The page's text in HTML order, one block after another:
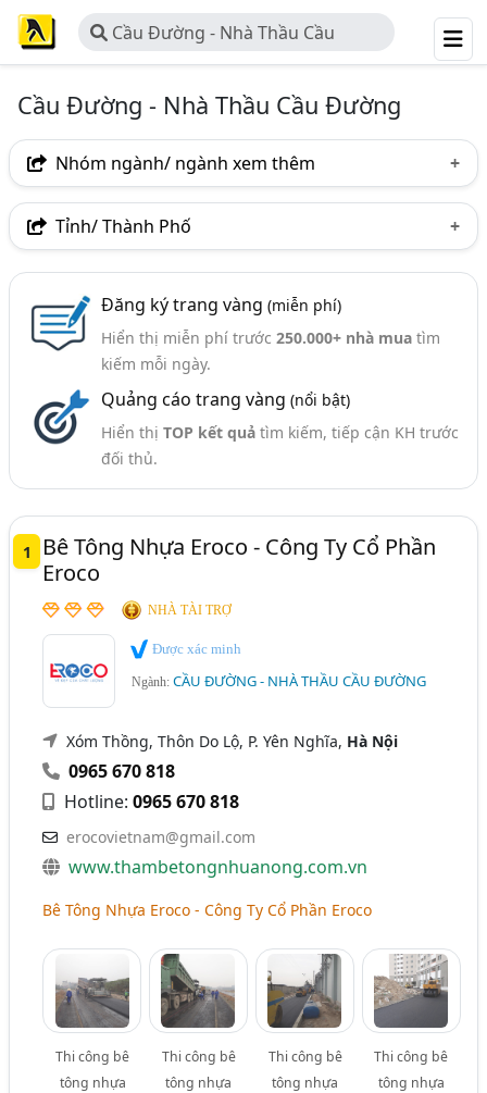
Cầu Đường - Nhà Thầu Cầu
Đường
Cầu Đường - Nhà Thầu Cầu Đường
Nhóm ngành/ ngành xem thêm
Ngành nghề
Tỉnh/ Thành Phố
Bình Dương
Tp. Đà Nẵng
TP. Hải Phòng
Đồng Tháp
Điện Biên
Bà Rịa-Vũng Tàu
Bắc Ninh
Bình Phước
Khánh Hòa
Nghệ An Phú Thọ
Quảng Trị
Thái Nguyên
Thanh Hóa
Thừa Thiên Huế
TP. Cần Thơ
Đắk Lắk Bình Định
Cao Bằng
Gia Lai
Hà Nam
Lai Châu
Long An
Ninh Bình
Yên Bái
Đăng ký trang vàng (miễn phí)
Hiển thị miễn phí trước 250.000+ nhà muatìm
kiếm mỗi ngày.
Quảng cáo trang vàng (nổi bật)
Hiển thị TOP kết quảtìm kiếm, tiếp cận KH trước
đối thủ.
1
Bê Tông Nhựa Eroco - Công Ty Cổ Phần
Eroco
NHÀ TÀI TRỢ
Được xác minh
Ngành:CẦU ĐƯỜNG - NHÀ THẦU CẦU ĐƯỜNG
Xóm Thồng, Thôn Do Lộ, P. Yên Nghĩa, Hà Nội
0965 670 818
Hotline:0965 670 818
erocovietnam@gmail.com
www.thambetongnhuanong.com.vn
Bê Tông Nhựa Eroco - Công Ty Cổ Phần Eroco
Thi công bê
tông nhựa
Thi công bê
tông nhựa
Thi công bê
tông nhựa
Thi công bê
tông nhựa